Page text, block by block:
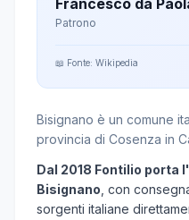
Francesco da
Patrono
📖 Fonte: Wikipedia
Bisignano è un comune
provincia di Cosenza in
Dal 2018 Fontilio porta
Bisignano , con
sorgenti italiane